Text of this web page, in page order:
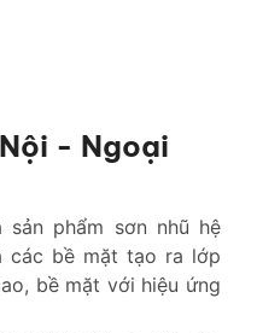
- Ngoại
phẩm sơn nhũ hệ
các bề mặt tạo ra lớp
bề mặt với hiệu ứng